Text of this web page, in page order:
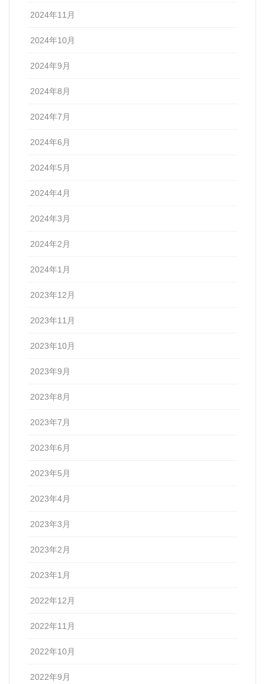
2024年11月
2024年10月
2024年9月
2024年8月
2024年7月
2024年6月
2024年5月
2024年4月
2024年3月
2024年2月
2024年1月
2023年12月
2023年11月
2023年10月
2023年9月
2023年8月
2023年7月
2023年6月
2023年5月
2023年4月
2023年3月
2023年2月
2023年1月
2022年12月
2022年11月
2022年10月
2022年9月